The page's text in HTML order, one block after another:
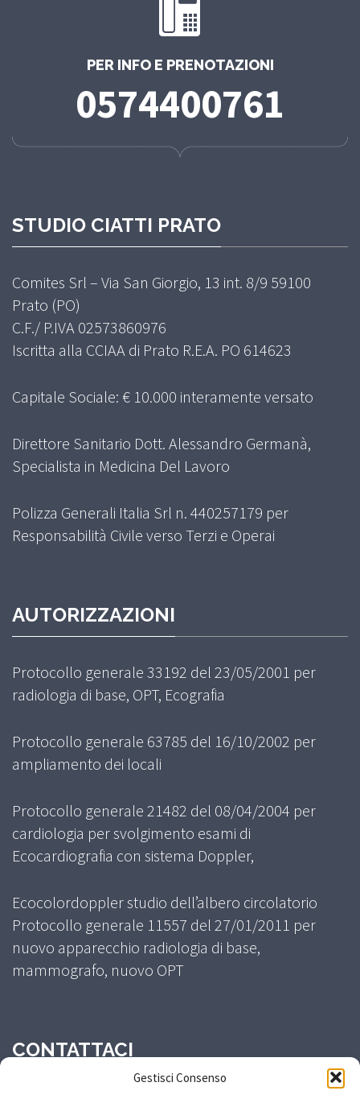
Gestisci Consenso
PER INFO E PRENOTAZIONI
0574400761
STUDIO CIATTI PRATO
Comites Srl – Via San Giorgio, 13 int. 8/9 59100
Prato (PO)
C.F./ P.IVA 02573860976
Iscritta alla CCIAA di Prato R.E.A. PO 614623
Capitale Sociale: € 10.000 interamente versato
Direttore Sanitario Dott. Alessandro Germanà,
Specialista in Medicina Del Lavoro
Polizza Generali Italia Srl n. 440257179 per
Responsabilità Civile verso Terzi e Operai
AUTORIZZAZIONI
Protocollo generale 33192 del 23/05/2001 per
radiologia di base, OPT, Ecografia
Protocollo generale 63785 del 16/10/2002 per
ampliamento dei locali
Protocollo generale 21482 del 08/04/2004 per
cardiologia per svolgimento esami di
Ecocardiografia con sistema Doppler,
Ecocolordoppler studio dell’albero circolatorio
Protocollo generale 11557 del 27/01/2011 per
nuovo apparecchio radiologia di base,
mammografo, nuovo OPT
CONTATTACI